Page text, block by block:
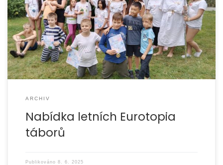
Jako každý rok připravujeme na letní prázdniny řadu
volnočasových aktivit pro děti ze znevýhodněných rodin.
Cílem je zpříjemnit jim dny
ARCHIV
Nabídka letních Eurotopia
táborů
Publikováno 8. 6. 2025